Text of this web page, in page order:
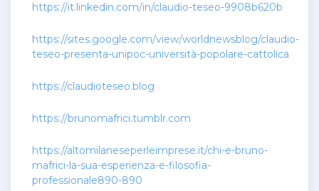
https://it.linkedin.com/in/claudio-teseo-9908b620b
https://sites.google.com/view/worldnewsblog/claudio-
teseo-presenta-unipoc-università-popolare-cattolica
https://claudioteseo.blog
https://brunomafrici.tumblr.com
https://altomilaneseperleimprese.it/chi-e-bruno-
mafrici-la-sua-esperienza-e-filosofia-
professionale890-890